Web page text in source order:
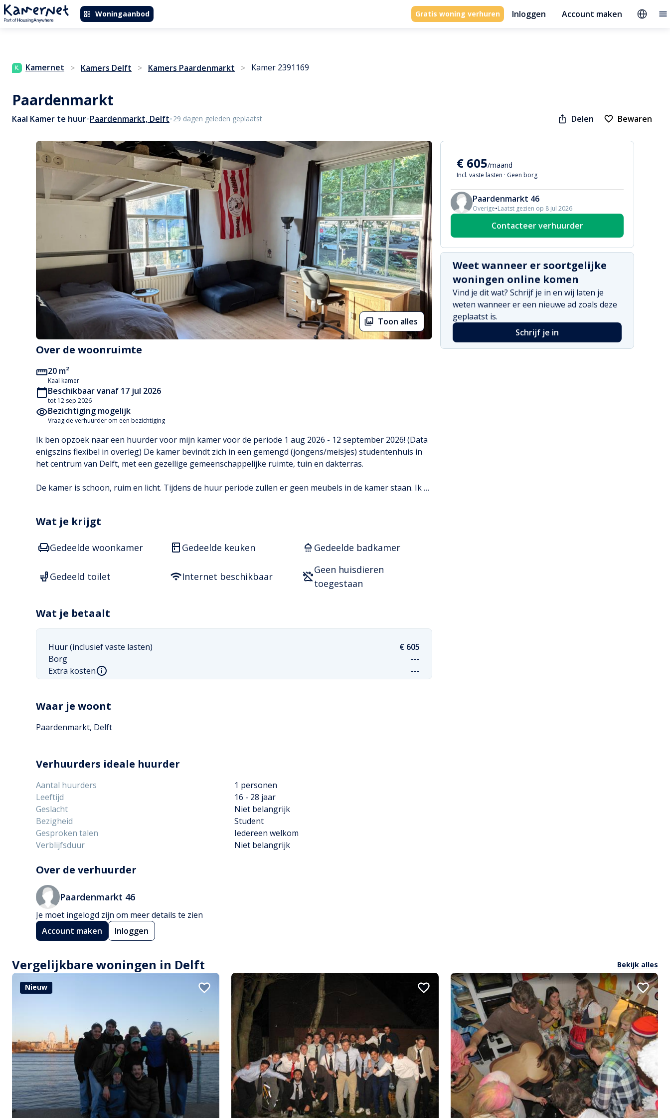
Woningaanbod Gratis woning verhuren Inloggen Account maken
Kamernet > Kamers Delft > Kamers Paardenmarkt > Kamer 2391169
Paardenmarkt
Kaal Kamer te huur•Paardenmarkt, Delft•29 dagen geleden geplaatst Delen Bewaren
Toon alles
Over de woonruimte
20 m²
Kaal kamer
Beschikbaar vanaf 17 jul 2026
tot 12 sep 2026
Bezichtiging mogelijk
Vraag de verhuurder om een bezichtiging
Ik ben opzoek naar een huurder voor mijn kamer voor de periode 1 aug 2026 - 12 september 2026! (Data
enigszins flexibel in overleg) De kamer bevindt zich in een gemengd (jongens/meisjes) studentenhuis in
het centrum van Delft, met een gezellige gemeenschappelijke ruimte, tuin en dakterras.
De kamer is schoon, ruim en licht. Tijdens de huur periode zullen er geen meubels in de kamer staan. Ik
berichtje met wat info over jezelf!
Wat je krijgt
Gedeelde woonkamer Gedeelde keuken Gedeelde badkamer
Gedeeld toilet Internet beschikbaar
Geen huisdieren
toegestaan
Wat je betaalt
Huur (inclusief vaste lasten)
€ 605
Borg
---
Extra kosten
---
Waar je woont
Paardenmarkt, Delft
Verhuurders ideale huurder
Aantal huurders
1 personen
Leeftijd
16 - 28 jaar
Geslacht
Niet belangrijk
Bezigheid
Student
Gesproken talen
Iedereen welkom
Verblijfsduur
Niet belangrijk
Over de verhuurder
Paardenmarkt 46
Je moet ingelogd zijn om meer details te zien
Account maken
Inloggen
€ 605/maand
Incl. vaste lasten · Geen borg
Paardenmarkt 46
Overige•Laatst gezien op 8 jul 2026
Contacteer verhuurder
Weet wanneer er soortgelijke
woningen online komen
Vind je dit wat? Schrijf je in en wij laten je
weten wanneer er een nieuwe ad zoals deze
geplaatst is.
Schrijf je in
Vergelijkbare woningen in Delft Bekijk alles
Nieuw